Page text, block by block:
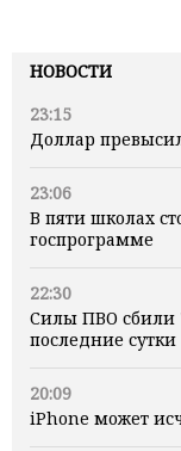
НОВОСТИ
23:15
Доллар
23:06
В пяти школах
госпрограмме
22:30
Силы ПВО сбили
последние сутки
20:09
iPhone может